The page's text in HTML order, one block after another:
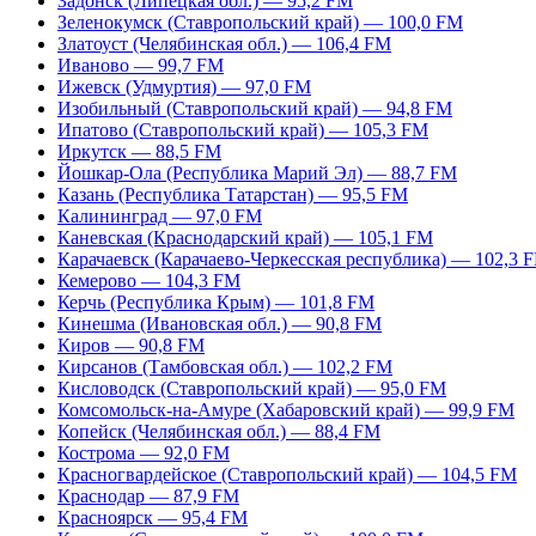
Зеленокумск (Ставропольский край) — 100,0 FM
Златоуст (Челябинская обл.) — 106,4 FM
Иваново — 99,7 FM
Ижевск (Удмуртия) — 97,0 FM
Изобильный (Ставропольский край) — 94,8 FM
Ипатово (Ставропольский край) — 105,3 FM
Иркутск — 88,5 FM
Йошкар-Ола (Республика Марий Эл) — 88,7 FM
Казань (Республика Татарстан) — 95,5 FM
Калининград — 97,0 FM
Каневская (Краснодарский край) — 105,1 FM
Карачаевск (Карачаево-Черкесская республика) — 102,3
Кемерово — 104,3 FM
Керчь (Республика Крым) — 101,8 FM
Кинешма (Ивановская обл.) — 90,8 FM
Киров — 90,8 FM
Кирсанов (Тамбовская обл.) — 102,2 FM
Кисловодск (Ставропольский край) — 95,0 FM
Комсомольск-на-Амуре (Хабаровский край) — 99,9 FM
Копейск (Челябинская обл.) — 88,4 FM
Кострома — 92,0 FM
Красногвардейское (Ставропольский край) — 104,5 FM
Краснодар — 87,9 FM
Красноярск — 95,4 FM